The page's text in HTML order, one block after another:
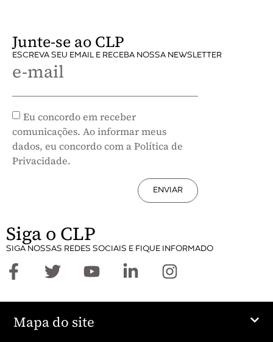
Junte-se ao CLP
ESCREVA SEU EMAIL E RECEBA NOSSA NEWSLETTER
e-mail
Eu concordo em receber
comunicações. Ao informar meus
dados, eu concordo com a Política de
Privacidade.
ENVIAR
Siga o CLP
SIGA NOSSAS REDES SOCIAIS E FIQUE INFORMADO
Mapa do site